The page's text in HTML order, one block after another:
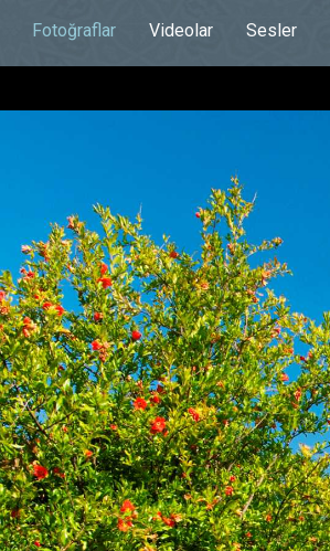
Fotoğraflar Videolar Sesler